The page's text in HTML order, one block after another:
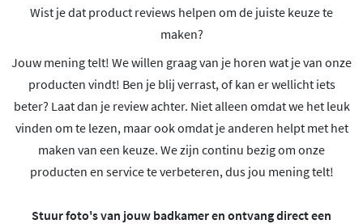
Wist je dat product reviews helpen om de juiste keuze te
maken?
Jouw mening telt! We willen graag van je horen wat je van onze
producten vindt! Ben je blij verrast, of kan er wellicht iets
beter? Laat dan je review achter. Niet alleen omdat we het leuk
vinden om te lezen, maar ook omdat je anderen helpt met het
maken van een keuze. We zijn continu bezig om onze
producten en service te verbeteren, dus jou mening telt!
Stuur foto's van jouw badkamer en ontvang direct een